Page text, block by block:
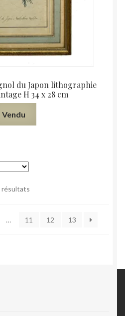
du Japon lithographie
H 34 x 28 cm
Vendu
résultats
… 11 12 13